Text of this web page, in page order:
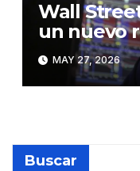
Wall
un nuevo
pendiente
el
MAY 27, 2026
Buscar